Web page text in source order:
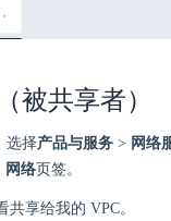
被共享者）
选择产品与服务 > 网络
网络页签。
共享给我的 VPC。